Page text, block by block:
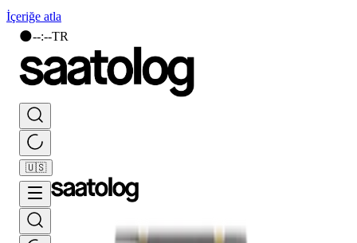
İçeriğe atla
🌑--:--TR
🇺🇸